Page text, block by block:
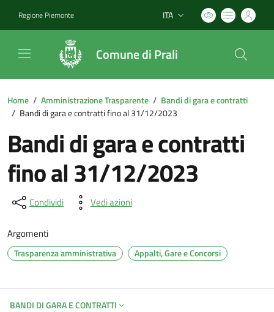
Regione Piemonte Lingua attiva:
ITA
Comune di Prali
Home / Amministrazione Trasparente / Bandi di gara e contratti
/ Bandi di gara e contratti fino al 31/12/2023
Bandi di gara e contratti
fino al 31/12/2023
Condividi Vedi azioni
Argomenti
Trasparenza amministrativa Appalti, Gare e Concorsi
BANDI DI GARA E CONTRATTI